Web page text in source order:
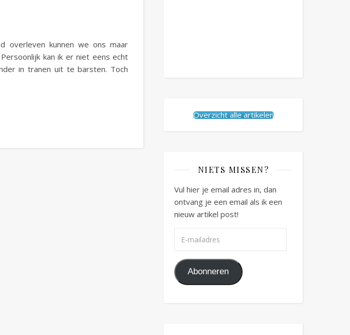
overleven kunnen we ons maar
kan ik er niet eens echt
in tranen uit te barsten. Toch
Overzicht alle artikelen
NIETS MISSEN?
Vul hier je email adres in, dan
ontvang je een email als ik een
nieuw artikel post!
Abonneren